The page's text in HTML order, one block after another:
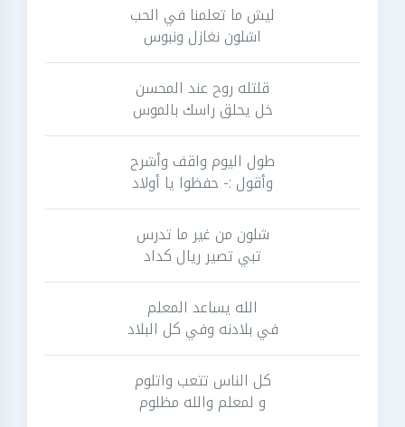
ليش ما تعلمنا في الحب
اشلون نغازل ونبوس
قلتله روح عند المحسن
خل يحلق راسك بالموس
طول اليوم واقف وأشرح
وأقول :- حفظوا يا أولاد
شلون من غير ما تدرس
تبي تصير ريال كداد
الله يساعد المعلم
في بلادنه وفي كل البلاد
كل الناس تتعب واتلوم
و لمعلم والله مظلوم